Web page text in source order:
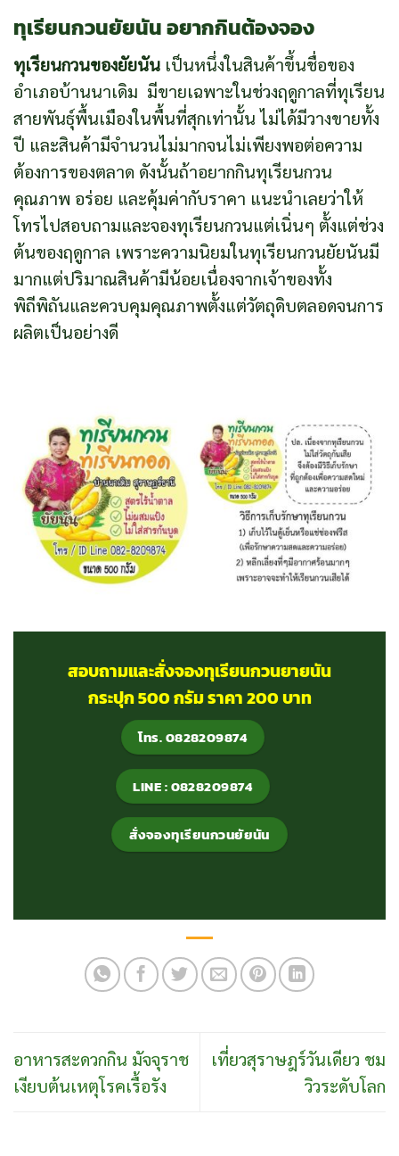
ทุเรียนกวนยัยนัน อยากกินต้องจอง
ทุเรียนกวนของยัยนัน เป็นหนึ่งในสินค้าขึ้นชื่อของ
อำเภอบ้านนาเดิม มีขายเฉพาะในช่วงฤดูกาลที่ทุเรียน
สายพันธุ์พื้นเมืองในพื้นที่สุกเท่านั้น ไม่ได้มีวางขายทั้ง
ปี และสินค้ามีจำนวนไม่มากจนไม่เพียงพอต่อความ
ต้องการของตลาด ดังนั้นถ้าอยากกินทุเรียนกวน
คุณภาพ อร่อย และคุ้มค่ากับราคา แนะนำเลยว่าให้
โทรไปสอบถามและจองทุเรียนกวนแต่เนิ่นๆ ตั้งแต่ช่วง
ต้นของฤดูกาล เพราะความนิยมในทุเรียนกวนยัยนันมี
มากแต่ปริมาณสินค้ามีน้อยเนื่องจากเจ้าของทั้ง
พิถีพิถันและควบคุมคุณภาพตั้งแต่วัตถุดิบตลอดจนการ
ผลิตเป็นอย่างดี
สอบถามและสั่งจองทุเรียนกวนยายนัน
กระปุก 500 กรัม ราคา 200 บาท
โทร. 0828209874
LINE : 0828209874
สั่งจองทุเรียนกวนยัยนัน
อาหารสะดวกกิน มัจจุราช
เงียบต้นเหตุโรคเรื้อรัง
เที่ยวสุราษฎร์วันเดียว ชม
วิวระดับโลก